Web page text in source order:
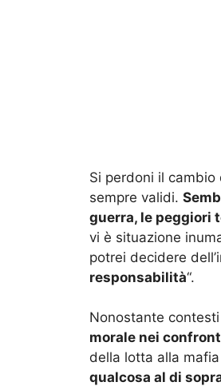
Si perdoni il
sempre validi.
guerra, le peggiori
vi è situazione
potrei decidere
responsabilità“.
Nonostante
morale nei
della lotta alla
qualcosa al di